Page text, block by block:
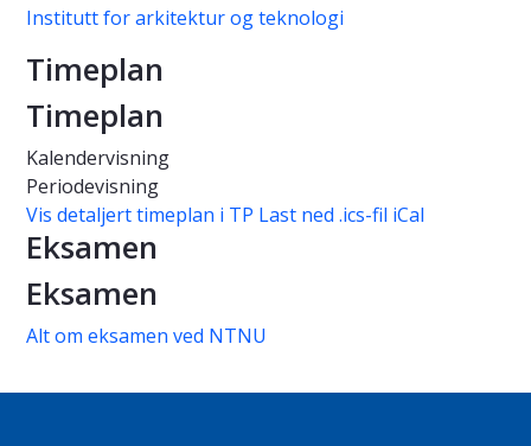
Institutt for arkitektur og teknologi
Timeplan
Timeplan
Kalendervisning
Periodevisning
Vis detaljert timeplan i TP Last ned .ics-fil iCal
Eksamen
Eksamen
Alt om eksamen ved NTNU